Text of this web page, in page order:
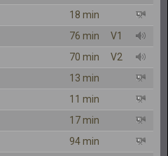
18 min
76 min
V1
70 min
V2
13 min
11 min
17 min
94 min